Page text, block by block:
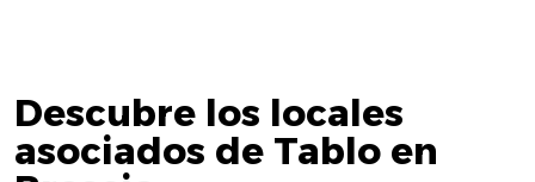
Descubre los locales
asociados de Tablo en